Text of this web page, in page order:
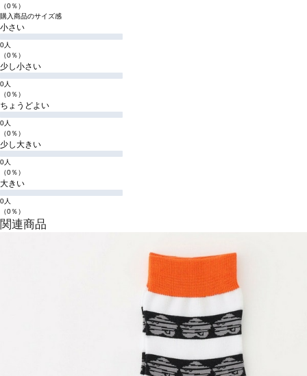
（0％）
購入商品のサイズ感
小さい
0人
（0％）
少し小さい
0人
（0％）
ちょうどよい
0人
（0％）
少し大きい
0人
（0％）
大きい
0人
（0％）
関連商品